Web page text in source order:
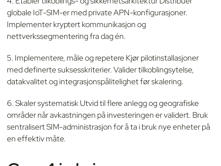
globale IoT-SIM-er med private APN-konfigurasjoner.
Implementer kryptert kommunikasjon og
nettverkssegmentering fra dag én.
5. Implementere, måle og repetere Kjør pilotinstallasjoner
med definerte suksesskriterier. Valider tilkoblingsytelse,
datakvalitet og integrasjonspålitelighet før skalering.
6. Skaler systematisk Utvid til flere anlegg og geografiske
områder når avkastningen på investeringen er validert. Bruk
sentralisert SIM-administrasjon for å ta i bruk nye enheter på
en effektiv måte.